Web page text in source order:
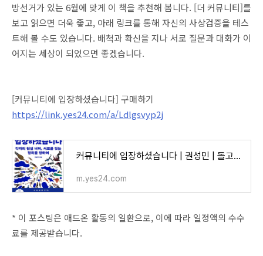
방선거가 있는 6월에 맞게 이 책을 추천해 봅니다. [더 커뮤니티]를
보고 읽으면 더욱 좋고, 아래 링크를 통해 자신의 사상검증을 테스
트해 볼 수도 있습니다. 배척과 확신을 지나 서로 질문과 대화가 이
어지는 세상이 되었으면 좋겠습니다.
[커뮤니티에 입장하셨습니다] 구매하기
https://link.yes24.com/a/Ldlgsvyp2j
커뮤니티에 입장하셨습니다 | 권성민 | 돌고래 - 예스24
m.yes24.com
* 이 포스팅은 애드온 활동의 일환으로, 이에 따라 일정액의 수수
료를 제공받습니다.